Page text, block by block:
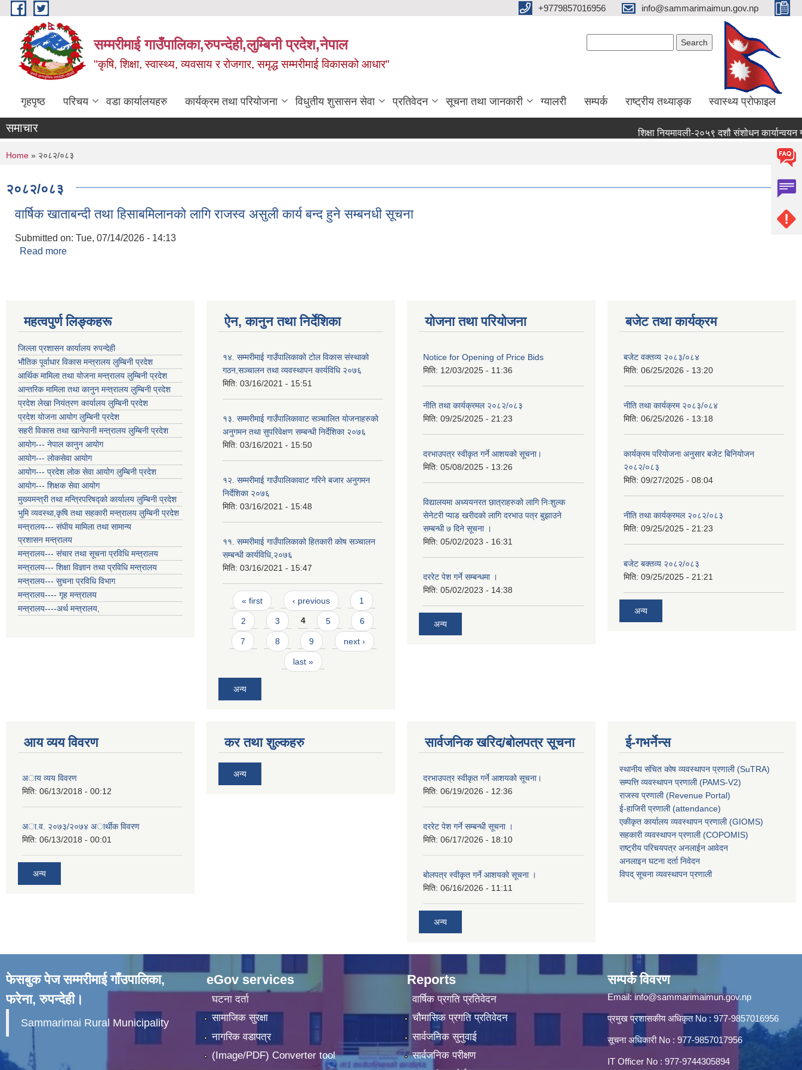
Skip to main content +9779857016956 info@sammarimaimun.gov.np
सम्मरीमाई गाउँपालिका,रुपन्देही,लुम्बिनी प्रदेश,नेपाल
"कृषि, शिक्षा, स्वास्थ्य, व्यवसाय र रोजगार, समृद्ध सम्मरीमाई विकासको आधार"
गृहपृष्ठ परिचय वडा कार्यालयहरु कार्यक्रम तथा परियोजना विधुतीय शुसासन सेवा प्रतिवेदन सूचना तथा जानकारी ग्यालरी सम्पर्क राष्ट्रीय तथ्याङ्क स्वास्थ्य प्रोफाइल
समाचार शिक्षा नियमावली-२०५९ दशौ संशोधन कार्यान्वयन गर्ने
You are here
Home » २०८२/०८३
२०८२/०८३
वार्षिक खाताबन्दी तथा हिसाबमिलानको लागि राजस्व असुली कार्य बन्द हुने सम्बनधी सूचना
Submitted on: Tue, 07/14/2026 - 14:13
Read more
महत्वपुर्ण लिङ्कहरू
जिल्ला प्रशासन कार्यालय रुपन्देही
भौतिक पूर्वाधार विकास मन्त्रालय लुम्बिनी प्रदेश
आर्थिक मामिला तथा योजना मन्त्रालय लुम्बिनी प्रदेश
आन्तरिक मामिला तथा कानुन मन्त्रालय लुम्बिनी प्रदेश
प्रदेश लेखा नियंत्रण कार्यालय लुम्बिनी प्रदेश
प्रदेश योजना आयोग लुम्बिनी प्रदेश
सहरी विकास तथा खानेपानी मन्त्रालय लुम्बिनी प्रदेश
आयोग--- नेपाल कानुन आयोग
आयोग--- लोकसेवा आयोग
आयोग--- प्रदेश लोक सेवा आयोग लुम्बिनी प्रदेश
आयोग--- शिक्षक सेवा आयोग
मुख्यमन्त्री तथा मन्त्रिपरिषद्को कार्यालय लुम्बिनी प्रदेश
भुमि व्यवस्था,कृषि तथा सहकारी मन्त्रालय लुम्बिनी प्रदेश
मन्त्रालय--- संघीय मामिला तथा सामान्य
प्रशासन मन्त्रालय
मन्त्रालय--- संचार तथा सूचना प्रविधि मन्त्रालय
मन्त्रालय--- शिक्षा विज्ञान तथा प्रविधि मन्त्रालय
मन्त्रालय--- सुचना प्रविधि विभाग
मन्त्रालय---- गृह मन्त्रालय
मन्त्रालय----अर्थ मन्त्रालय,
ऐन, कानुन तथा निर्देशिका
१४. सम्मरीमाई गाउँपालिकाको टोल विकास संस्थाको
गठन,सञ्चालन तथा व्यवस्थापन कार्यविधि २०७६
मिति: 03/16/2021 - 15:51
१३. सम्मरीमाई गाउँपालिकावाट सञ्चालित योजनाहरुको
अनुगमन तथा सुपरिवेक्षण सम्बन्धी निर्देशिका २०७६
मिति: 03/16/2021 - 15:50
१२. सम्मरीमाई गाउँपालिकावाट गरिने बजार अनुगमन
निर्देशिका २०७६
मिति: 03/16/2021 - 15:48
११. सम्मरीमाई गाउँपालिकाको हितकारी कोष सञ्चालन
सम्बन्धी कार्यविधि,२०७६
मिति: 03/16/2021 - 15:47
Pages
« first ‹ previous 1
2 3 4 5 6
7 8 9 next ›
last »
अन्य
योजना तथा परियोजना
Notice for Opening of Price Bids
मिति: 12/03/2025 - 11:36
नीति तथा कार्यक्रमल २०८२/०८३
मिति: 09/25/2025 - 21:23
दरभाउपत्र स्वीकृत गर्ने आशयको सूचना।
मिति: 05/08/2025 - 13:26
विद्यालयमा अध्ययनरत छात्राहरुको लागि निःशुल्क
सेनेटरी प्याड खरीदको लागि दरभाउ पत्र बुझाउने
सम्बन्धी ७ दिने सूचना ।
मिति: 05/02/2023 - 16:31
दररेट पेश गर्ने सम्बन्धमा ।
मिति: 05/02/2023 - 14:38
अन्य
बजेट तथा कार्यक्रम
बजेट वक्तव्य २०८३/०८४
मिति: 06/25/2026 - 13:20
नीति तथा कार्यक्रम २०८३/०८४
मिति: 06/25/2026 - 13:18
कार्यक्रम परियोजना अनुसार बजेट बिनियोजन
२०८२/०८३
मिति: 09/27/2025 - 08:04
नीति तथा कार्यक्रमल २०८२/०८३
मिति: 09/25/2025 - 21:23
बजेट बक्तव्य २०८२/०८३
मिति: 09/25/2025 - 21:21
अन्य
आय व्यय विवरण
अाय व्यय विवरण
मिति: 06/13/2018 - 00:12
अा.व. २०७३/२०७४ अार्थीक विवरण
मिति: 06/13/2018 - 00:01
अन्य
कर तथा शुल्कहरु
अन्य
सार्वजनिक खरिद/बोलपत्र सूचना
दरभाउपत्र स्वीकृत गर्ने आशयको सूचना।
मिति: 06/19/2026 - 12:36
दररेट पेश गर्ने सम्बन्धी सूचना ।
मिति: 06/17/2026 - 18:10
बोलपत्र स्वीकृत गर्ने आशयको सूचना ।
मिति: 06/16/2026 - 11:11
अन्य
ई-गभर्नेन्स
स्थानीय संचित कोष व्यवस्थापन प्रणाली (SuTRA)
सम्पत्ति व्यवस्थापन प्रणाली (PAMS-V2)
राजस्व प्रणाली (Revenue Portal)
ई-हाजिरी प्रणाली (attendance)
एकीकृत कार्यालय व्यवस्थापन प्रणाली (GIOMS)
सहकारी व्यवस्थापन प्रणाली (COPOMIS)
राष्ट्रीय परिचयपत्र अनलाईन आवेदन
अनलाइन घटना दर्ता निवेदन
विपद् सूचना व्यवस्थापन प्रणाली
फेसबुक पेज सम्मरीमाई गाँउपालिका,
फरेना, रुपन्देही।
Sammarimai Rural Municipality
eGov services
घटना दर्ता
सामाजिक सुरक्षा
नागरिक वडापत्र
(Image/PDF) Converter tool
Reports
वार्षिक प्रगति प्रतिवेदन
चौमासिक प्रगति प्रतिवेदन
सार्वजनिक सुनुवाई
सार्वजनिक परीक्षण
सम्पर्क विवरण
Email:info@sammarimaimun.gov.np
प्रमुख प्रशासकीय अधिकृत No : 977-9857016956
सूचना अधिकारी No : 977-9857017956
IT Officer No : 977-9744305894